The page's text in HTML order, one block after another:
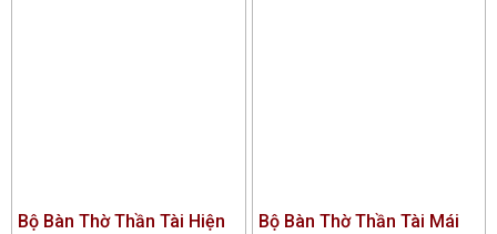
Bộ Bàn Thờ Thần Tài Hiện
Bộ Bàn Thờ Thần Tài Mái